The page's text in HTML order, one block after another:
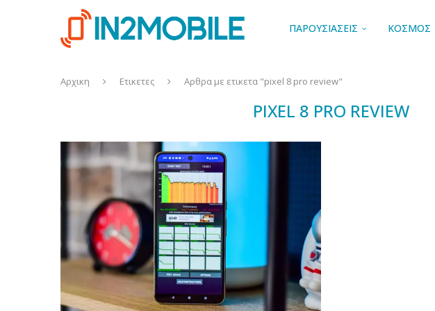
ΠΑΡΟΥΣΙΑΣΕΙΣ ΚΟΣΜΟΣ
Αρχικη Ετικετες Αρθρα με ετικετα "pixel 8 pro review"
PIXEL 8 PRO REVIEW